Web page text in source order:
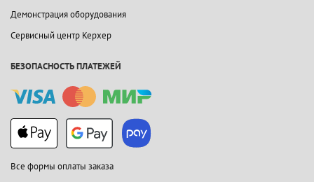
Демонстрация оборудования
Сервисный центр Керхер
БЕЗОПАСНОСТЬ ПЛАТЕЖЕЙ
Все формы оплаты заказа